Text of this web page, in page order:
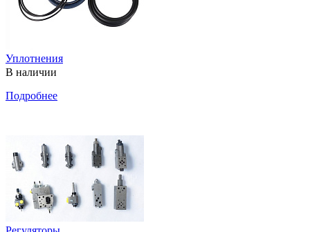
Уплотнения
В наличии
Подробнее